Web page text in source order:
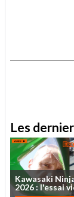
Les
Kawasaki
2026: l'essai